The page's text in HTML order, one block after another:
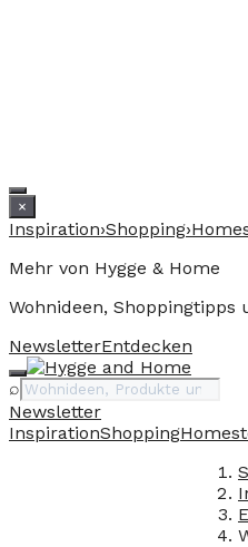
×
Inspiration›Shopping›
Mehr von Hygge & Home
Wohnideen,
NewsletterEntdecken
⌕Suche
Newsletter
InspirationShopping